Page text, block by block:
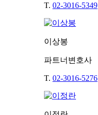
T. 02-3016-5349
이상봉
파트너변호사
T. 02-3016-5276